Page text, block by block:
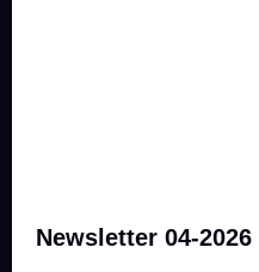
Newsletter 04-2026